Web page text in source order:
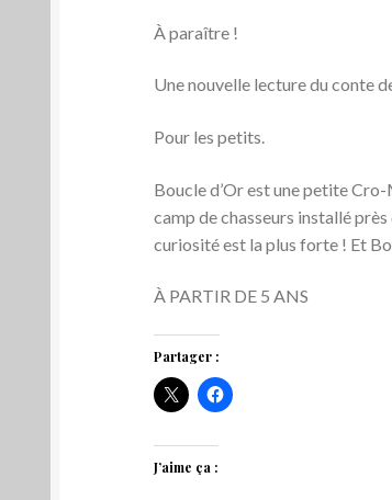
À paraître !
Une nouvelle lecture du conte
Pour les petits.
Boucle d’Or est une petite
camp de chasseurs installé
curiosité est la plus forte ! Et
À PARTIR DE 5 ANS
Partager :
J’aime ça :